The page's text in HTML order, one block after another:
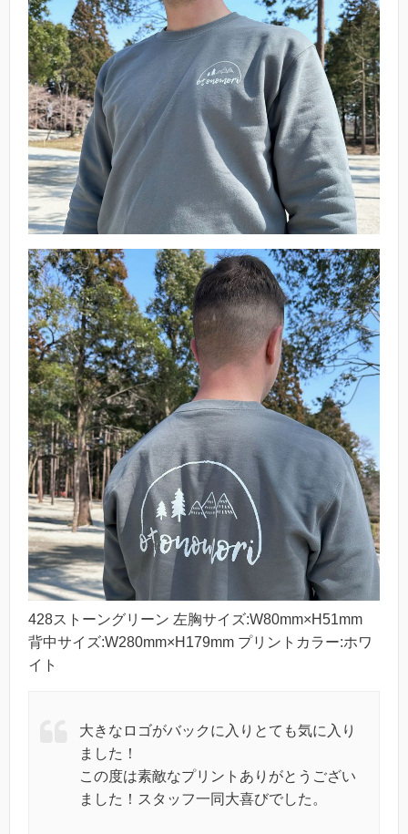
428ストーングリーン 左胸サイズ:W80mm×H51mm
背中サイズ:W280mm×H179mm プリントカラー:ホワ
イト
大きなロゴがバックに入りとても気に入り
ました！
この度は素敵なプリントありがとうござい
ました！スタッフ一同大喜びでした。